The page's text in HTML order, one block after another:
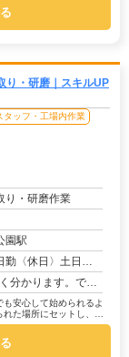
り・研磨｜スキルUP
タッフ・工場内作業
り・研磨作業
園駅
Ｗ★夏季休暇★冬季休暇★年末年始
では、未経験者の方を多数歓迎しています。→経験・スキ...
安心して始められるよ
た場所にセットし、機